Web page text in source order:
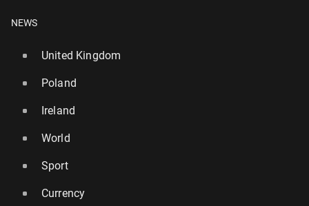
NEWS
United Kingdom
Poland
Ireland
World
Sport
Currency